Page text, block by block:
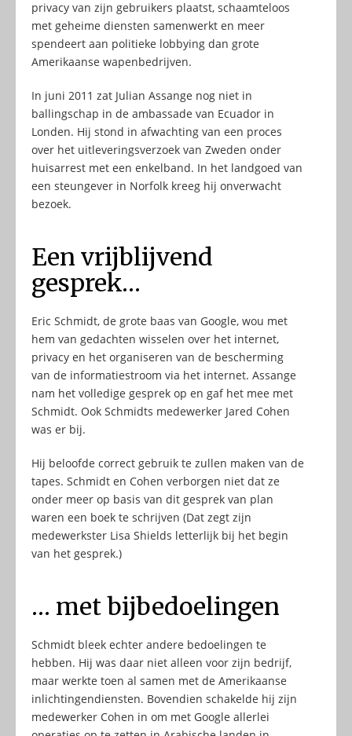
privacy van zijn gebruikers plaatst, schaamteloos
met geheime diensten samenwerkt en meer
spendeert aan politieke lobbying dan grote
Amerikaanse wapenbedrijven.
In juni 2011 zat Julian Assange nog niet in
ballingschap in de ambassade van Ecuador in
Londen. Hij stond in afwachting van een proces
over het uitleveringsverzoek van Zweden onder
huisarrest met een enkelband. In het landgoed van
een steungever in Norfolk kreeg hij onverwacht
bezoek.
Een vrijblijvend
gesprek…
Eric Schmidt, de grote baas van Google, wou met
hem van gedachten wisselen over het internet,
privacy en het organiseren van de bescherming
van de informatiestroom via het internet. Assange
nam het volledige gesprek op en gaf het mee met
Schmidt. Ook Schmidts medewerker Jared Cohen
was er bij.
Hij beloofde correct gebruik te zullen maken van de
tapes. Schmidt en Cohen verborgen niet dat ze
onder meer op basis van dit gesprek van plan
waren een boek te schrijven (Dat zegt zijn
medewerkster Lisa Shields letterlijk bij het begin
van het gesprek.)
… met bijbedoelingen
Schmidt bleek echter andere bedoelingen te
hebben. Hij was daar niet alleen voor zijn bedrijf,
maar werkte toen al samen met de Amerikaanse
inlichtingendiensten. Bovendien schakelde hij zijn
medewerker Cohen in om met Google allerlei